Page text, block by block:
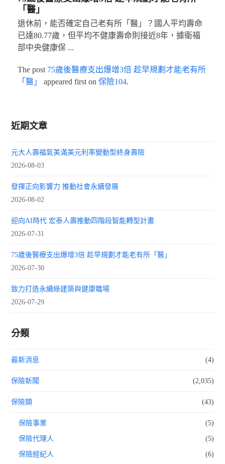
「醫」
退休前，能否確定自己老有所「醫」？國人平均壽命
已達80.77歲，但平均不健康壽命則接近8年，據衛福
部中央健康保 ...
The post 75歲後醫療支出爆增3倍 趁早規劃才能老有所
「醫」
appeared first on 保險104.
近期文章
元大人壽福氣美滿美元利率變動型終身壽險
2026-08-03
發揮正向影響力 推動社會永續發展
2026-08-02
迎向AI時代 宏泰人壽推動四階段智能轉型計畫
2026-07-31
75歲後醫療支出爆增3倍 趁早規劃才能老有所「醫」
2026-07-30
致力打造永續綠建築與健康職場
2026-07-29
分類
最新消息 (4)
保險新聞 (2,035)
保險類 (43)
保險事業 (5)
保險代理人 (5)
保險經紀人 (6)